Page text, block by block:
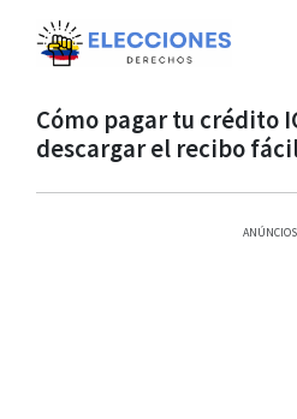
Cómo pagar tu crédito
descargar el recibo
ANÚNCIOS